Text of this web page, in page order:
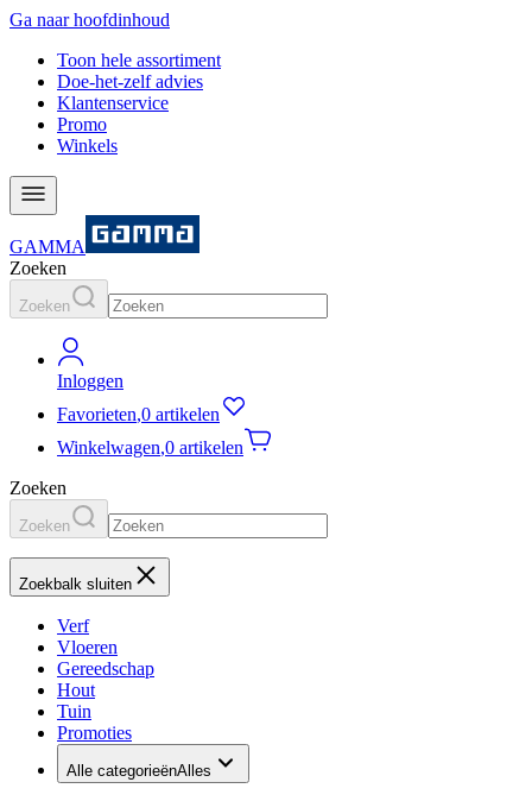
Ga naar hoofdinhoud
Toon hele assortiment
Doe-het-zelf advies
Klantenservice
Promo
Winkels
GAMMA
Zoeken
Zoeken
Inloggen
Favorieten,0 artikelen
Winkelwagen,0 artikelen
Zoeken
Zoeken
Zoekbalk sluiten
Verf
Vloeren
Gereedschap
Hout
Tuin
Promoties
Alle categorieënAlles